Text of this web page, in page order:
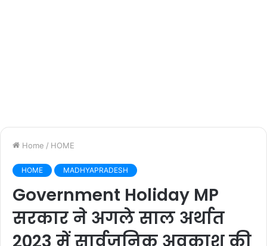
Home / HOME
HOME MADHYAPRADESH
Government Holiday MP
सरकार ने अगले साल अर्थात